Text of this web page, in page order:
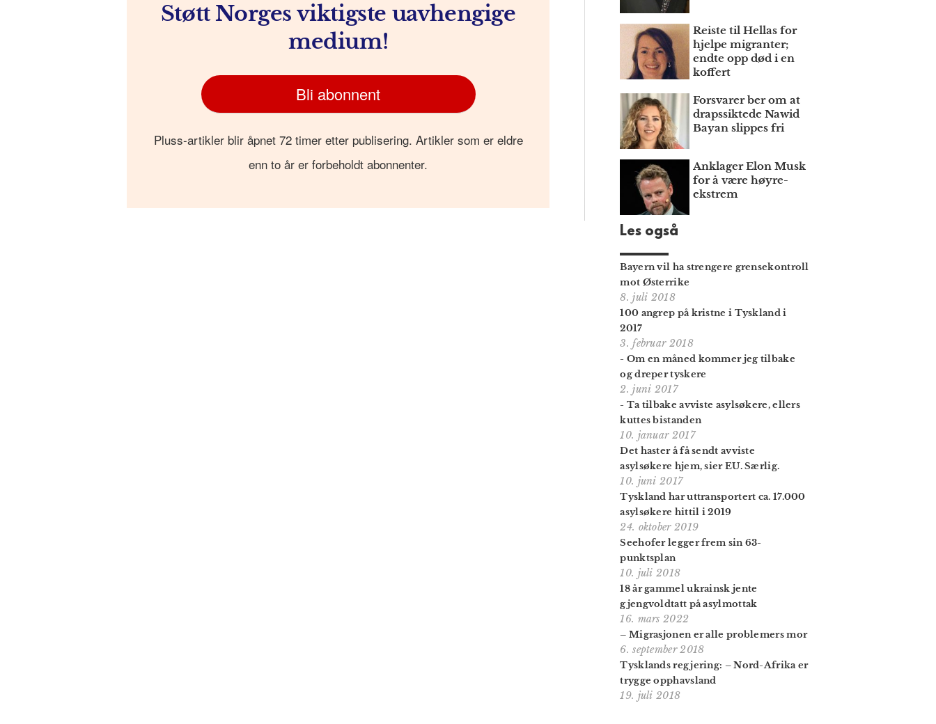
Støtt Norges viktigste uavhengige
medium!
Bli abonnent
Pluss-artikler blir åpnet 72 timer etter publisering. Artikler som er eldre
enn to år er forbeholdt abonnenter.
Reiste til Hellas for
hjelpe migranter;
endte opp død i en
koffert
Forsvarer ber om at
draps­siktede Nawid
Bayan slippes fri
Anklager Elon Musk
for å være høyre­
ekstrem
Les også
Bayern vil ha strengere grense­kontroll
mot Østerrike
8. juli 2018
100 angrep på kristne i Tyskland i
2017
3. februar 2018
- Om en måned kommer jeg tilbake
og dreper tyskere
2. juni 2017
- Ta tilbake avviste asylsøkere, ellers
kuttes bistanden
10. januar 2017
Det haster å få sendt avviste
asylsøkere hjem, sier EU. Særlig.
10. juni 2017
Tyskland har uttransportert ca. 17.000
asylsøkere hittil i 2019
24. oktober 2019
Seehofer legger frem sin 63-
punktsplan
10. juli 2018
18 år gammel ukrainsk jente
gjengvoldtatt på asylmottak
16. mars 2022
– Migrasjonen er alle problemers mor
6. september 2018
Tysklands regjering: – Nord-Afrika er
trygge opphavsland
19. juli 2018